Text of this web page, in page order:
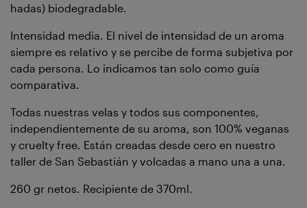
hadas) biodegradable.
Intensidad media. El nivel de intensidad de un aroma
siempre es relativo y se percibe de forma subjetiva por
cada persona. Lo indicamos tan solo como guía
comparativa.
Todas nuestras velas y todos sus componentes,
independientemente de su aroma, son 100% veganas
y cruelty free. Están creadas desde cero en nuestro
taller de San Sebastián y volcadas a mano una a una.
260 gr netos. Recipiente de 370ml.